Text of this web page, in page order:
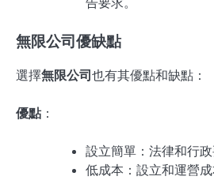
無限公司優缺點
選擇無限公司也有其優點和缺點：
優點 ：
設立簡單：法律和行政
低成本：設立和運營成